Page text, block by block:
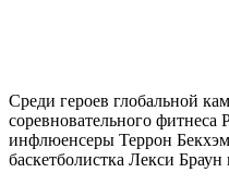
Среди героев глобальной
соревновательного
инфлюенсеры Террон
баскетболистка Лекси Браун